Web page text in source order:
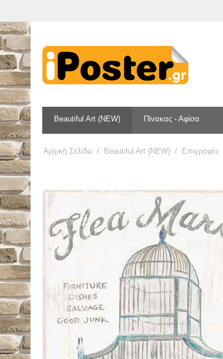
Beautiful Art (NEW) Πίνακας - Αφίσα
Αρχική Σελίδα / Beautiful Art (NEW) / Επιγραφές